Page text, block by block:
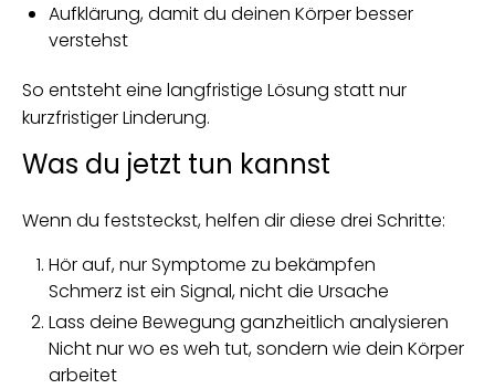
Aufklärung, damit du deinen Körper besser
verstehst
So entsteht eine langfristige Lösung statt nur
kurzfristiger Linderung.
Was du jetzt tun kannst
Wenn du feststeckst, helfen dir diese drei Schritte:
Hör auf, nur Symptome zu bekämpfen
Schmerz ist ein Signal, nicht die Ursache
Lass deine Bewegung ganzheitlich analysieren
Nicht nur wo es weh tut, sondern wie dein Körper
arbeitet